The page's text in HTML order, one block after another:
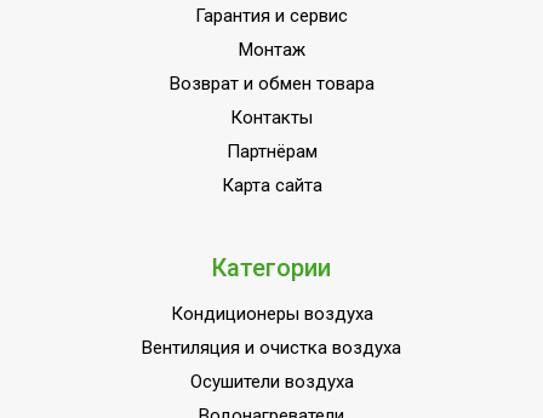
Индикация включения
Да
Универсальное
Набор крепежных
элементов в комплекте
Да
Защита от перегрева
Нет
Коммерческое
Гарантия и сервис
Монтаж
Возврат и обмен товара
Контакты
Партнёрам
Карта сайта
Категории
Кондиционеры воздуха
Вентиляция и очистка воздуха
Осушители воздуха